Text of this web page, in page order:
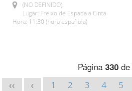
(NO DEFINIDO)
Lugar: Freixo de Espada a Cinta
Hora: 11:30 (hora española)
Página 330de
<< < 1 2 3 4 5